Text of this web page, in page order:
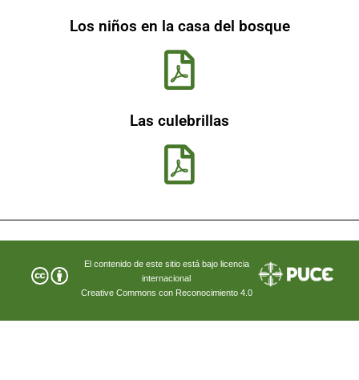
Los niños en la casa del bosque
Las culebrillas
El contenido de este sitio está bajo licencia
internacional
Creative Commons con Reconocimiento 4.0